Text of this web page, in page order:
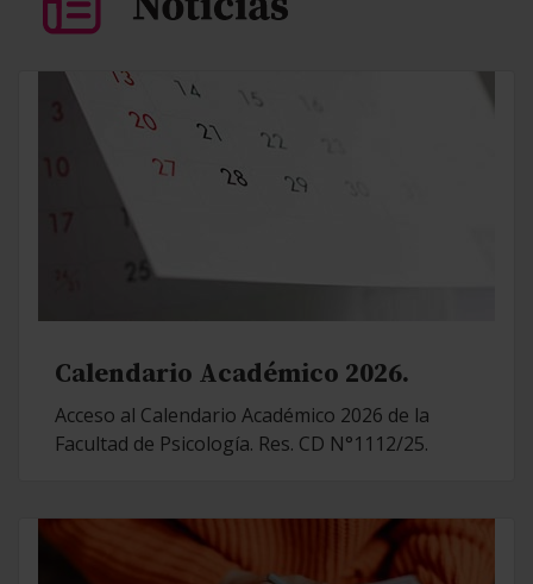
Calendario Académico 2026.
Acceso al Calendario Académico 2026 de la
Facultad de Psicología. Res. CD N°1112/25.